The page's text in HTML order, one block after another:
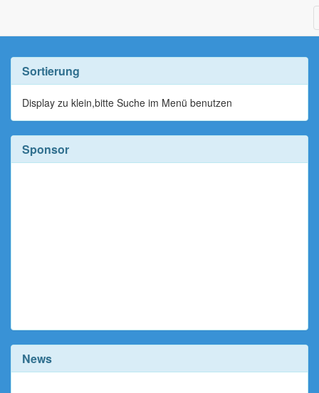
Sortierung
Display zu klein,bitte Suche im Menü benutzen
Sponsor
News